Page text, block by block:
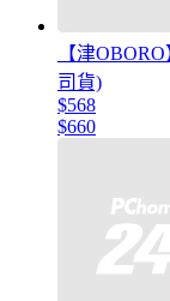
【津
司貨)
$568
$660